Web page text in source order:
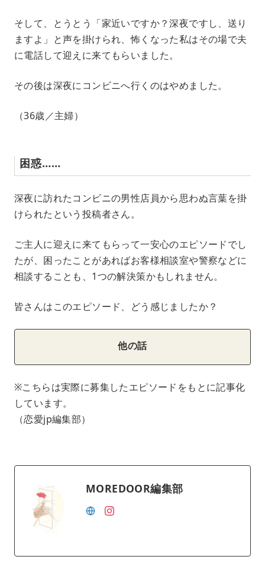
そして、とうとう「家近いですか？深夜ですし、送り
ますよ」と声を掛けられ、怖くなった私はその場で夫
に電話して迎えに来てもらいました。
その後は深夜にコンビニへ行くのはやめました。
（36歳／主婦）
困惑……
深夜に訪れたコンビニの男性店員から思わぬ言葉を掛
けられたという投稿者さん。
ご主人に迎えに来てもらって一安心のエピソードでし
たが、困ったことがあればお客様相談室や警察などに
相談することも、1つの解決策かもしれません。
皆さんはこのエピソード、どう感じましたか？
他の話
※こちらは実際に募集したエピソードをもとに記事化
しています。
（恋愛jp編集部）
MOREDOOR編集部